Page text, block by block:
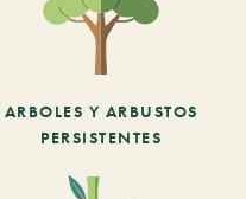
ARBOLES Y ARBUSTOS
PERSISTENTES